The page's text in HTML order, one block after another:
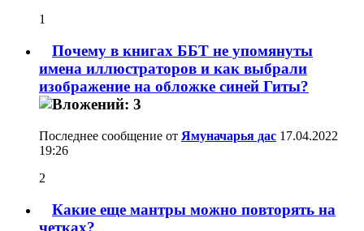
1
Почему в книгах ББТ не упомянуты
имена иллюстраторов и как выбрали
изображение на обложке синей Гиты?
Последнее сообщение от Ямуначарья дас 17.04.2022
19:26
2
Какие еще мантры можно повторять на
четках?